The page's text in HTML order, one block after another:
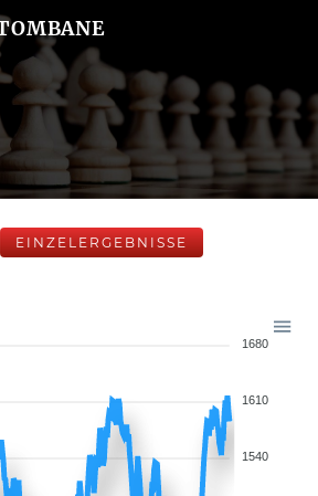
EINZELERGEBNISSE
1680
1610
1540